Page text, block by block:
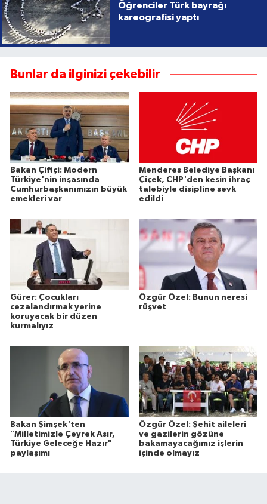
Öğrenciler Türk bayrağı
kareografisi yaptı
Bunlar da ilginizi çekebilir
Bakan Çiftçi: Modern
Türkiye'nin inşasında
Cumhurbaşkanımızın büyük
emekleri var
Menderes Belediye Başkanı
Çiçek, CHP'den kesin ihraç
talebiyle disipline sevk
edildi
Gürer: Çocukları
cezalandırmak yerine
koruyacak bir düzen
kurmalıyız
Özgür Özel: Bunun neresi
rüşvet
Bakan Şimşek'ten
"Milletimizle Çeyrek Asır,
Türkiye Geleceğe Hazır"
paylaşımı
Özgür Özel: Şehit aileleri
ve gazilerin gözüne
bakamayacağımız işlerin
içinde olmayız